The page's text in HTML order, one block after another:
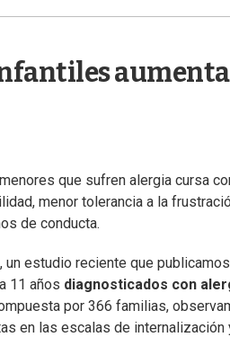
que sufren alergia cursa
menor tolerancia a la
de conducta.
un estudio reciente que
11 años diagnosticados con
por 366 familias,
en las escalas de